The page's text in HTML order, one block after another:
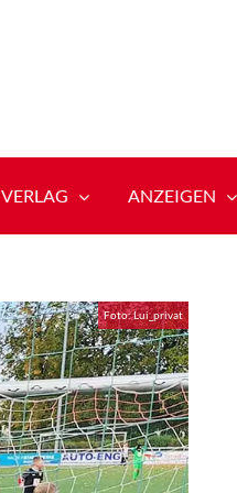
VERLAG ANZEIGEN
Foto: Lui_privat